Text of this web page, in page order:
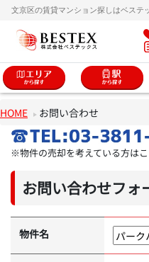
文京区の賃貸マンション探しはベステ
HOME お問い合わせ
※物件の売却を考えている方は
お問い合わせフォ
物件名